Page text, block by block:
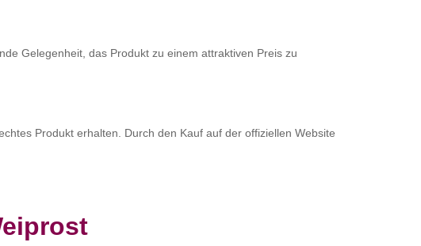
Gelegenheit, das Produkt zu einem attraktiven Preis zu
Produkt erhalten. Durch den Kauf auf der offiziellen Website